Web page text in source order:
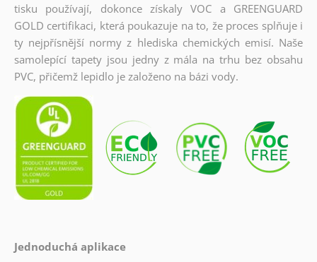
tisku používají, dokonce získaly VOC a GREENGUARD
GOLD certifikaci, která poukazuje na to, že proces splňuje i
ty nejpřísnější normy z hlediska chemických emisí. Naše
samolepící tapety jsou jedny z mála na trhu bez obsahu
PVC, přičemž lepidlo je založeno na bázi vody.
Jednoduchá aplikace